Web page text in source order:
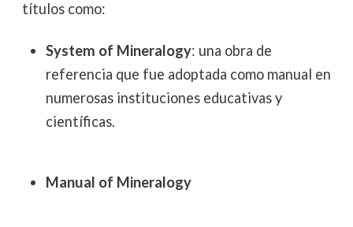
títulos como:
System of Mineralogy: una obra de
referencia que fue adoptada como manual en
numerosas instituciones educativas y
científicas.
Manual of Mineralogy